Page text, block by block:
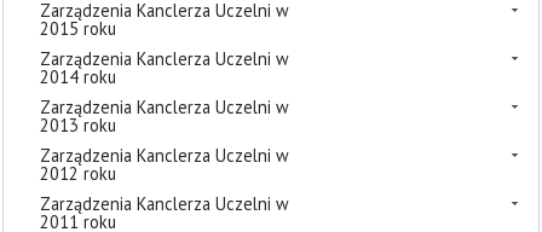
Zarządzenia Kanclerza Uczelni w
2015 roku
Zarządzenia Kanclerza Uczelni w
2014 roku
Zarządzenia Kanclerza Uczelni w
2013 roku
Zarządzenia Kanclerza Uczelni w
2012 roku
Zarządzenia Kanclerza Uczelni w
2011 roku